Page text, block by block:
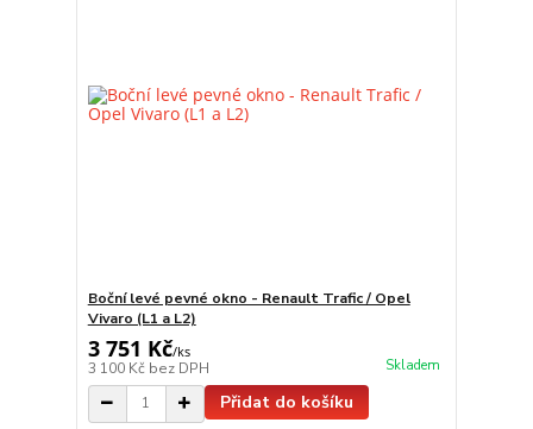
Boční levé pevné okno - Renault Trafic / Opel
Vivaro (L1 a L2)
3 751 Kč/ks
3 100 Kč bez DPH Skladem
Přidat do košíku